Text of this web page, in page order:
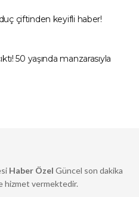
çiftinden keyifli haber!
50 yaşında manzarasıyla
Haber Özel Güncel son dakika
hizmet vermektedir.